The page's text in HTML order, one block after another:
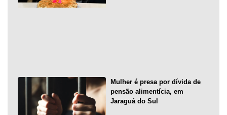
Mulher é presa por dívida de
pensão alimentícia, em
Jaraguá do Sul